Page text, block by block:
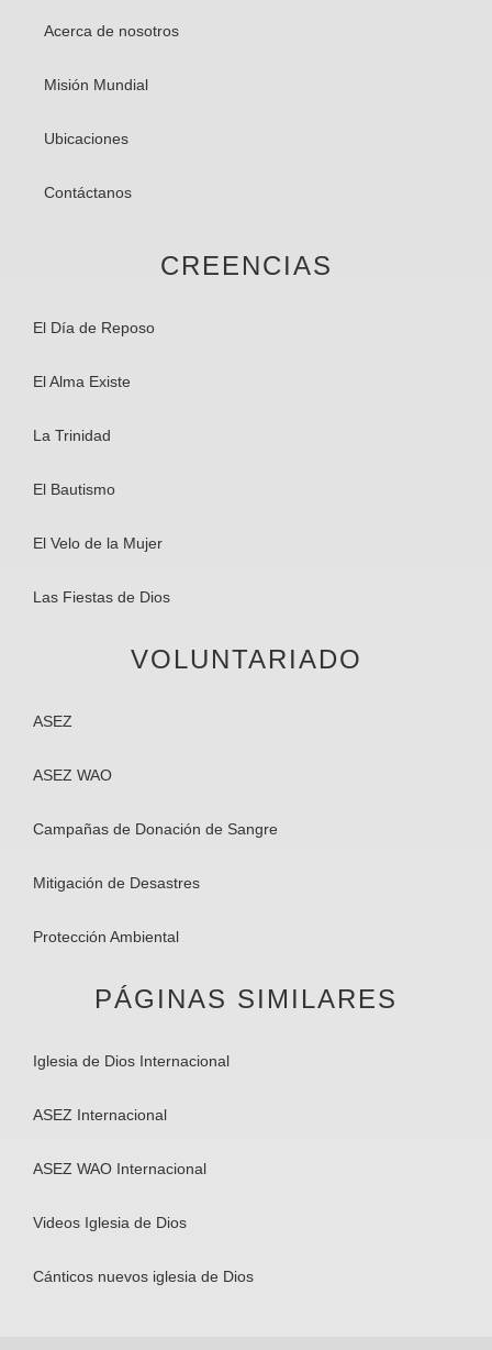
Acerca de nosotros
Misión Mundial
Ubicaciones
Contáctanos
CREENCIAS
El Día de Reposo
El Alma Existe​
La Trinidad
El Bautismo
El Velo de la Mujer
Las Fiestas de Dios
VOLUNTARIADO
ASEZ
ASEZ WAO
Campañas de Donación de Sangre
Mitigación de Desastres
Protección Ambiental
PÁGINAS SIMILARES
Iglesia de Dios Internacional
ASEZ Internacional
ASEZ WAO Internacional
Videos Iglesia de Dios
Cánticos nuevos iglesia de Dios